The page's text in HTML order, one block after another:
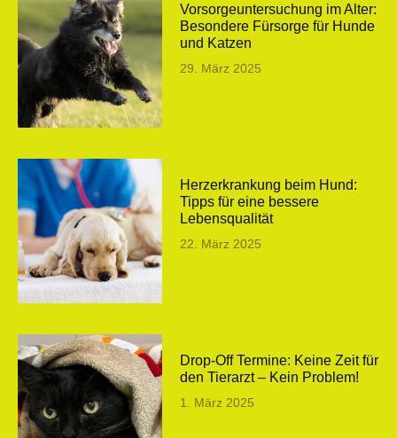
Vorsorgeuntersuchung im Alter:
Besondere Fürsorge für Hunde
und Katzen
29. März 2025
Herzerkrankung beim Hund:
Tipps für eine bessere
Lebensqualität
22. März 2025
Drop-Off Termine: Keine Zeit für
den Tierarzt – Kein Problem!
1. März 2025